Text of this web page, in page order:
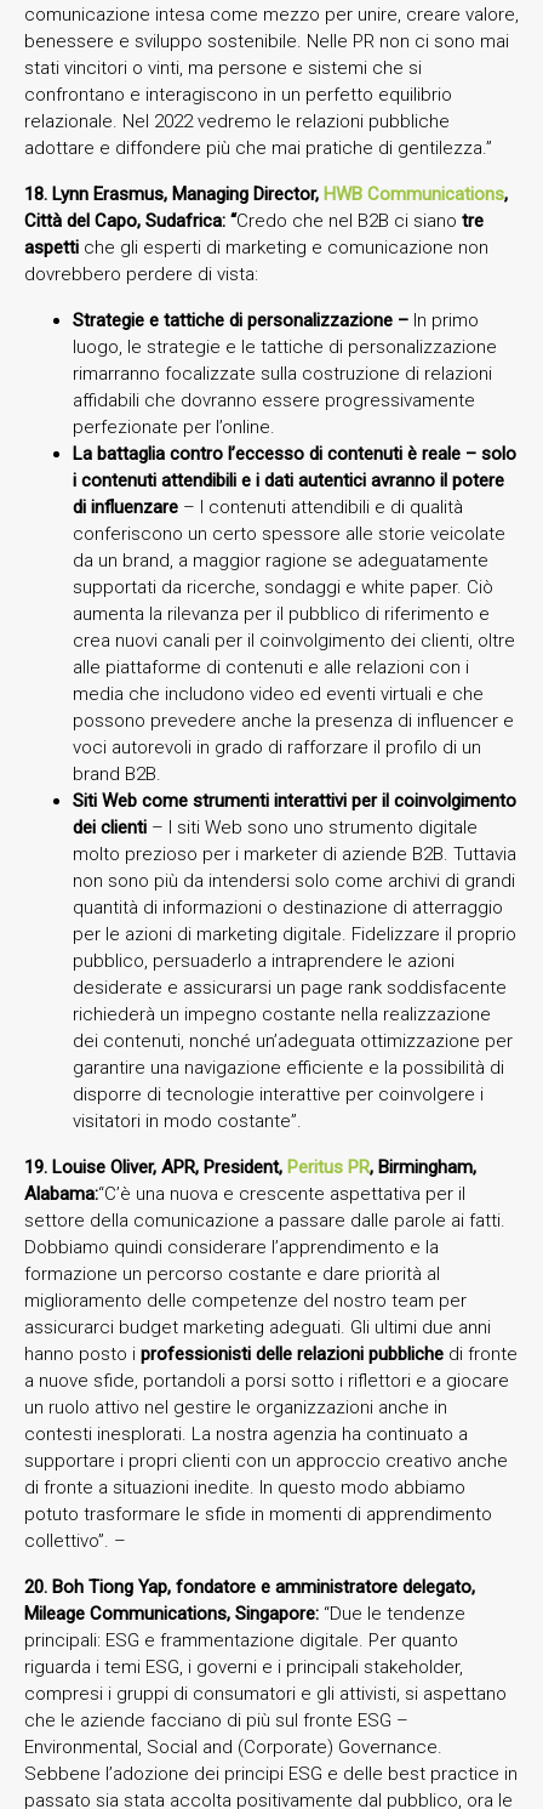
comunicazione intesa come mezzo per unire, creare valore,
benessere e sviluppo sostenibile. Nelle PR non ci sono mai
stati vincitori o vinti, ma persone e sistemi che si
confrontano e interagiscono in un perfetto equilibrio
relazionale. Nel 2022 vedremo le relazioni pubbliche
adottare e diffondere più che mai pratiche di gentilezza.”
18. Lynn Erasmus, Managing Director, HWB Communications,
Città del Capo, Sudafrica: “Credo che nel B2B ci siano tre
aspetti che gli esperti di marketing e comunicazione non
dovrebbero perdere di vista:
Strategie e tattiche di personalizzazione – In primo
luogo, le strategie e le tattiche di personalizzazione
rimarranno focalizzate sulla costruzione di relazioni
affidabili che dovranno essere progressivamente
perfezionate per l’online.
La battaglia contro l’eccesso di contenuti è reale – solo
i contenuti attendibili e i dati autentici avranno il potere
di influenzare – I contenuti attendibili e di qualità
conferiscono un certo spessore alle storie veicolate
da un brand, a maggior ragione se adeguatamente
supportati da ricerche, sondaggi e white paper. Ciò
aumenta la rilevanza per il pubblico di riferimento e
crea nuovi canali per il coinvolgimento dei clienti, oltre
alle piattaforme di contenuti e alle relazioni con i
media che includono video ed eventi virtuali e che
possono prevedere anche la presenza di influencer e
voci autorevoli in grado di rafforzare il profilo di un
brand B2B.
Siti Web come strumenti interattivi per il coinvolgimento
dei clienti – I siti Web sono uno strumento digitale
molto prezioso per i marketer di aziende B2B. Tuttavia
non sono più da intendersi solo come archivi di grandi
quantità di informazioni o destinazione di atterraggio
per le azioni di marketing digitale. Fidelizzare il proprio
pubblico, persuaderlo a intraprendere le azioni
desiderate e assicurarsi un page rank soddisfacente
richiederà un impegno costante nella realizzazione
dei contenuti, nonché un’adeguata ottimizzazione per
garantire una navigazione efficiente e la possibilità di
disporre di tecnologie interattive per coinvolgere i
visitatori in modo costante”.
19. Louise Oliver, APR, President, Peritus PR, Birmingham,
Alabama:“C’è una nuova e crescente aspettativa per il
settore della comunicazione a passare dalle parole ai fatti.
Dobbiamo quindi considerare l’apprendimento e la
formazione un percorso costante e dare priorità al
miglioramento delle competenze del nostro team per
assicurarci budget marketing adeguati. Gli ultimi due anni
hanno posto i professionisti delle relazioni pubbliche di fronte
a nuove sfide, portandoli a porsi sotto i riflettori e a giocare
un ruolo attivo nel gestire le organizzazioni anche in
contesti inesplorati. La nostra agenzia ha continuato a
supportare i propri clienti con un approccio creativo anche
di fronte a situazioni inedite. In questo modo abbiamo
potuto trasformare le sfide in momenti di apprendimento
collettivo”. –
20. Boh Tiong Yap, fondatore e amministratore delegato,
Mileage Communications, Singapore: “Due le tendenze
principali: ESG e frammentazione digitale. Per quanto
riguarda i temi ESG, i governi e i principali stakeholder,
compresi i gruppi di consumatori e gli attivisti, si aspettano
che le aziende facciano di più sul fronte ESG –
Environmental, Social and (Corporate) Governance.
Sebbene l’adozione dei principi ESG e delle best practice in
passato sia stata accolta positivamente dal pubblico, ora le